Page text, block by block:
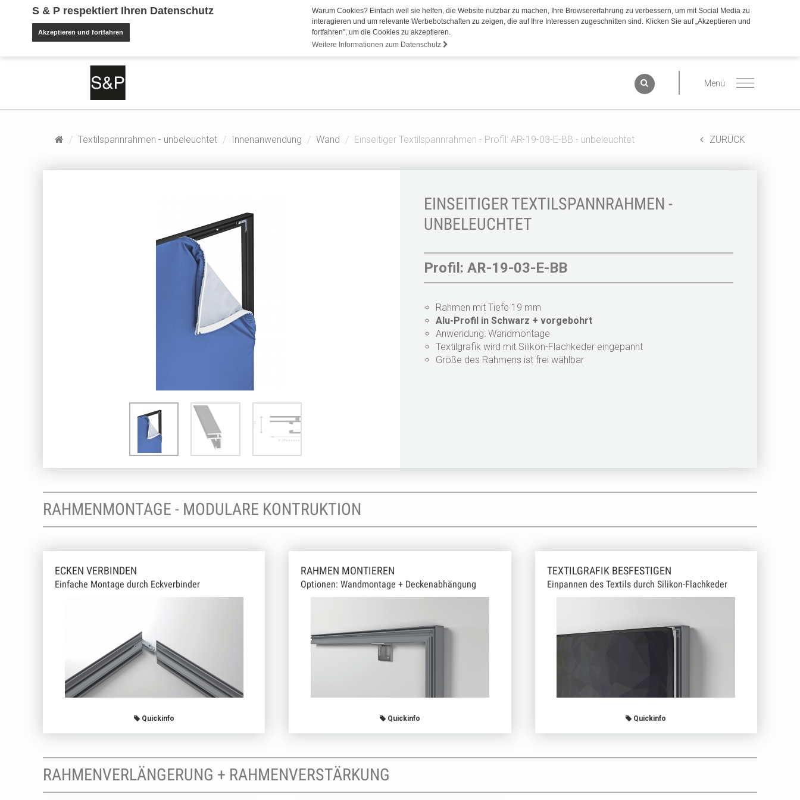
S & P respektiert Ihren Datenschutz
Warum Cookies? Einfach weil sie helfen, die Website nutzbar zu machen, Ihre Browsererfahrung zu verbessern, um mit Social Media zu
interagieren und um relevante Werbebotschaften zu zeigen, die auf Ihre Interessen zugeschnitten sind. Klicken Sie auf „Akzeptieren und
fortfahren", um die Cookies zu akzeptieren.
Weitere Informationen zum Datenschutz
Akzeptieren und fortfahren
Textilspannrahmen - unbeleuchtet Innenanwendung Wand Einseitiger Textilspannrahmen - Profil: AR-19-03-E-BB - unbeleuchtet ZURÜCK
EINSEITIGER TEXTILSPANNRAHMEN -
UNBELEUCHTET
Profil: AR-19-03-E-BB
Rahmen mit Tiefe 19 mm
Alu-Profil in Schwarz + vorgebohrt
Anwendung: Wandmontage
Textilgrafik wird mit Silikon-Flachkeder eingepannt
Größe des Rahmens ist frei wählbar
RAHMENMONTAGE - MODULARE KONTRUKTION
ECKEN VERBINDEN
Einfache Montage durch Eckverbinder
Quickinfo
RAHMEN MONTIEREN
Optionen: Wandmontage + Deckenabhängung
Quickinfo
TEXTILGRAFIK BESFESTIGEN
Einpannen des Textils durch Silikon-Flachkeder
Quickinfo
RAHMENVERLÄNGERUNG + RAHMENVERSTÄRKUNG